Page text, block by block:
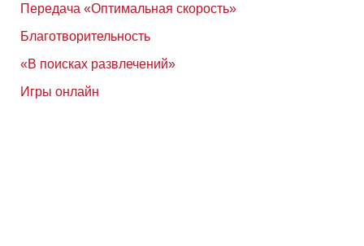
Передача «Оптимальная скорость»
Благотворительность
«В поисках развлечений»
Игры онлайн